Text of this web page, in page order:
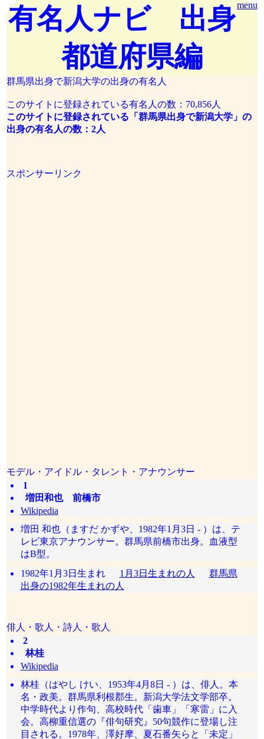
menu
有名人ナビ 出身
都道府県編
群馬県出身で新潟大学の出身の有名人
このサイトに登録されている有名人の数：70,856人
このサイトに登録されている「群馬県出身で新潟大学」の
出身の有名人の数：2人
スポンサーリンク
モデル・アイドル・タレント・アナウンサー
1
増田和也 前橋市
Wikipedia
増田 和也（ますだ かずや、1982年1月3日 - ）は、テ
レビ東京アナウンサー。群馬県前橋市出身。血液型
はB型。
1982年1月3日生まれ 1月3日生まれの人
群馬県
出身の1982年生まれの人
俳人・歌人・詩人・歌人
2
林桂
Wikipedia
林桂（はやし けい、1953年4月8日 - ）は、俳人。本
名・政美。群馬県利根郡生。新潟大学法文学部卒。
中学時代より作句、高校時代「歯車」「寒雷」に入
会。高柳重信選の『俳句研究』50句競作に登場し注
目される。1978年、澤好摩、夏石番矢らと「未定」